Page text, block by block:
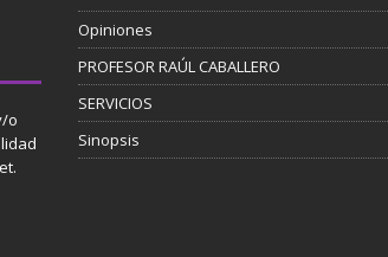
o
Opiniones
PROFESOR RAÚL CABALLERO
SERVICIOS
Sinopsis